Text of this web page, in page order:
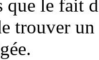
que le fait
trouver